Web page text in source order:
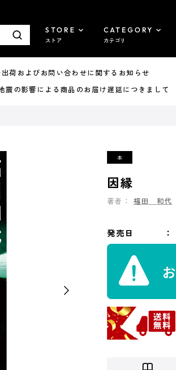
STORE
ストア
CATEGORY
カテゴリ
およびお問い合わせに関するお知らせ
の影響による商品のお届け遅延につきまして
因縁
著者： 福田 和代
発売日